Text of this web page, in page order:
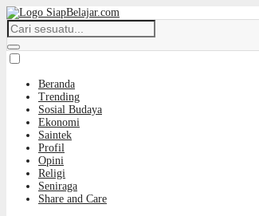
Beranda
Trending
Sosial Budaya
Ekonomi
Saintek
Profil
Opini
Religi
Seniraga
Share and Care